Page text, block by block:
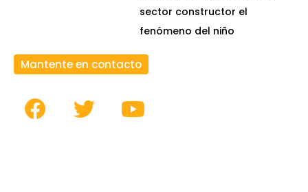
sector constructor el
fenómeno del niño
Mantente en contacto